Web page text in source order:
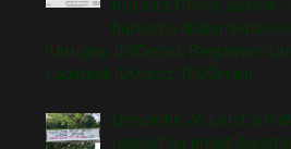
(Ustaritz 17h) ce samedi
hutsezko finalerdietako
(Urrugna, 11:00etan), Benjamins
Kadeteak (Ustaritz, 17:00etan).
Dimanche 26 juillet à
rapport au projet